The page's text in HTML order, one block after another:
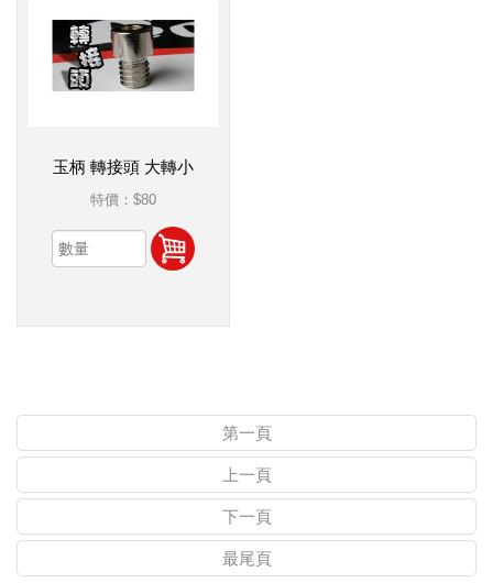
玉柄 轉接頭 大轉小
特價： $80
第一頁
上一頁
下一頁
最尾頁